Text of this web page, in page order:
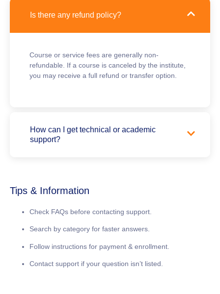
Is there any refund policy?
Course or service fees are generally non-
refundable. If a course is canceled by the institute,
you may receive a full refund or transfer option.
How can I get technical or academic
support?
Tips & Information
Check FAQs before contacting support.
Search by category for faster answers.
Follow instructions for payment & enrollment.
Contact support if your question isn’t listed.